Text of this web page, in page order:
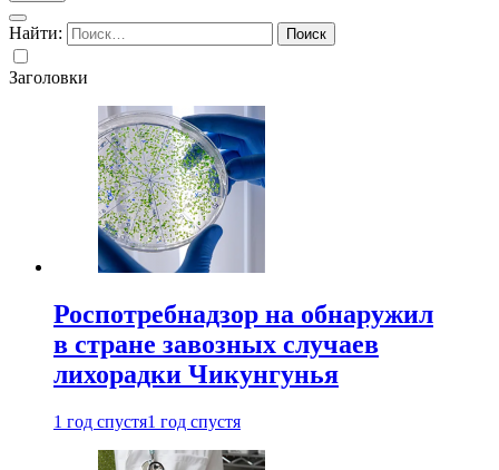
Найти:
Заголовки
Роспотребнадзор на обнаружил
в стране завозных случаев
лихорадки Чикунгунья
1 год спустя1 год спустя